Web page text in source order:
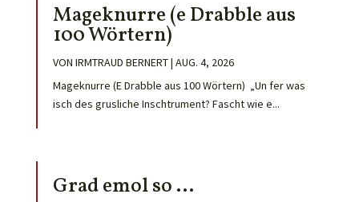
Mageknurre (e Drabble aus
100 Wörtern)
VON IRMTRAUD BERNERT| AUG. 4, 2026
Mageknurre (E Drabble aus 100 Wörtern) „Un fer was
isch des grusliche Inschtrument? Fascht wie e...
Grad emol so …